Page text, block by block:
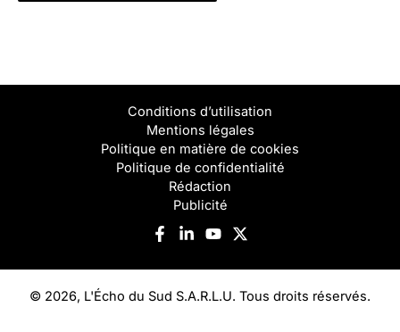
Conditions d’utilisation
Mentions légales
Politique en matière de cookies
Politique de confidentialité
Rédaction
Publicité
© 2026, L'Écho du Sud S.A.R.L.U. Tous droits réservés.